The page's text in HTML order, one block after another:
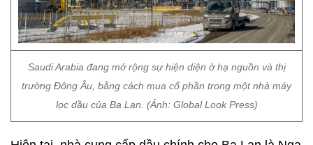
Saudi Arabia đang mở rộng sự hiện diện ở hạ nguồn và thị
trường Đông Âu, bằng cách mua cổ phần trong một nhà máy
lọc dầu của Ba Lan. (Ảnh: Global Look Press)